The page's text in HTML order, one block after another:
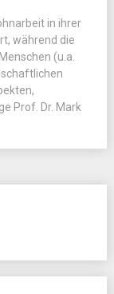
in ihrer
während die
(u.a.
Prof. Dr. Mark